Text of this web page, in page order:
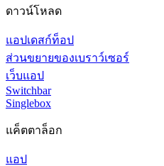
ดาวน์โหลด
แอปเดสก์ท็อป
ส่วนขยายของเบราว์เซอร์
เว็บแอป
Switchbar
Singlebox
แค็ตตาล็อก
แอป